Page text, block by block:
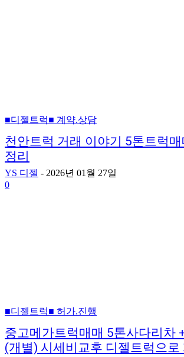
■디젤트럭■ 계약.상담
천안트럭 거래 이야기 5톤트럭
정리
YS 디젤 - 2026년 01월 27일
0
■디젤트럭■ 허가.진행
중고메가트럭매매 5톤사다리차
(개별) 시세비교후 디젤트럭으로